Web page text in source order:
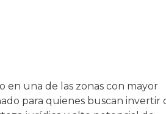
una de las zonas con mayor
para quienes buscan invertir